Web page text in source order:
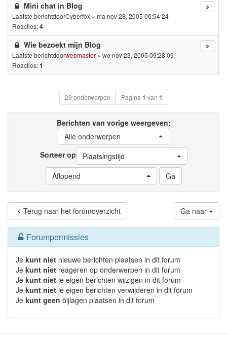
Mini chat in Blog
Laatste berichtdoorCyberfox « ma nov 28, 2005 00:54 24
Reacties:4
Wie bezoekt mijn Blog
Laatste berichtdoorwebmaster « wo nov 23, 2005 09:28 09
Reacties:1
29 onderwerpen Pagina 1 van 1
Berichten van vorige weergeven:
Alle onderwerpen
Sorteer op
Plaatsingstijd
Aflopend
Terug naar het forumoverzicht Ga naar
Forumpermissies
Je kunt niet nieuwe berichten plaatsen in dit forum
Je kunt niet reageren op onderwerpen in dit forum
Je kunt niet je eigen berichten wijzigen in dit forum
Je kunt niet je eigen berichten verwijderen in dit forum
Je kunt geen bijlagen plaatsen in dit forum